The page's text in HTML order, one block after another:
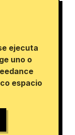
ejecuta
uno o
espacio